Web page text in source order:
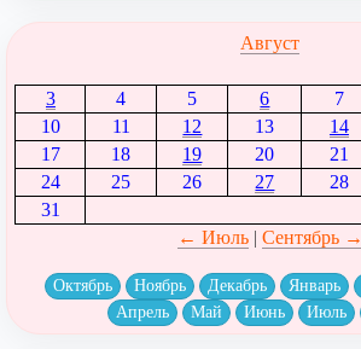
Август
3
4 5 6 7
10
11 12 13 14
17
18 19 20 21
24
25 26 27 28
31
← Июль| Сентябрь →
Октябрь Ноябрь Декабрь Январь
Апрель
Май Июнь Июль